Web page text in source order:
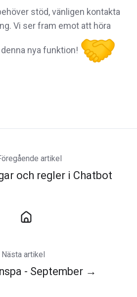
stöd, vänligen kontakta
Vi ser fram emot att höra
nya funktion!
artikel
och regler i Chatbot
Nästa artikel
- September →